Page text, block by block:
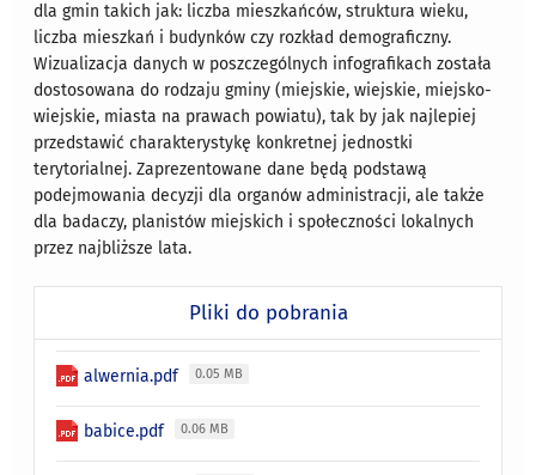
dla gmin takich jak: liczba mieszkańców, struktura wieku,
liczba mieszkań i budynków czy rozkład demograficzny.
Wizualizacja danych w poszczególnych infografikach została
dostosowana do rodzaju gminy (miejskie, wiejskie, miejsko-
wiejskie, miasta na prawach powiatu), tak by jak najlepiej
przedstawić charakterystykę konkretnej jednostki
terytorialnej. Zaprezentowane dane będą podstawą
podejmowania decyzji dla organów administracji, ale także
dla badaczy, planistów miejskich i społeczności lokalnych
przez najbliższe lata.
Pliki do pobrania
alwernia.pdf 0.05 MB
babice.pdf 0.06 MB